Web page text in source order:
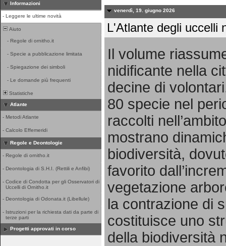
Informazioni
- Leggere le ultime novità
Aiuto
- Regole di ornitho.it
- Specie a pubblicazione limitata
- Spiegazione dei simboli
- Le domande più frequenti
Statistiche
Atlante
- Metodi Atlante
- Calcolo Effemeridi
Regole e Deontologie
- Regole di ornitho.it
- Deontologia di S.H.I. (Rettili e Anfibi)
- Codice di Condotta per gli Osservatori di
Uccelli di Ornitho.it
- Deontologia di Odonata.it (Libellule)
- Istruzioni per la richiesta dati da parte di
terze parti
Progetti approvati in corso
venerdì, 19. giugno 2026
L'Atlante degli uccelli
Il volume
nidificante nella
decine di
80 specie nel
raccolti
mostrano
biodiversità,
favorito
vegetazione
la contrazione di
costituisce uno
della biodiversità